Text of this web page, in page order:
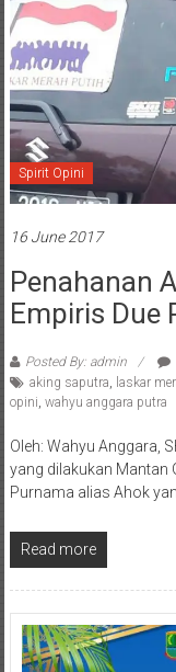
Spirit Opini
16 June 2017
Penahanan
Empiris Due
Posted By: admin
aking saputra, laskar
opini, wahyu anggara putra
Oleh: Wahyu Anggara,
yang dilakukan Mantan
Purnama alias Ahok
Read more